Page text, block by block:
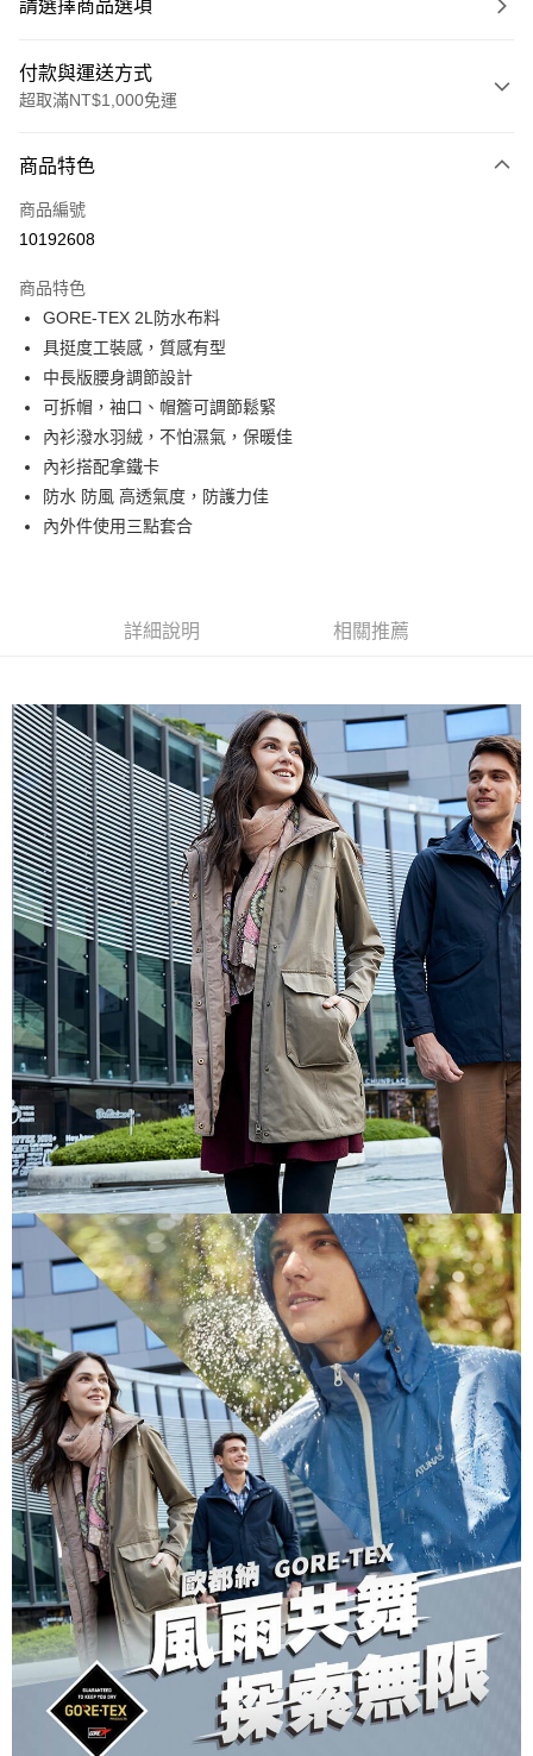
請選擇商品選項
付款與運送方式
超取滿NT$1,000免運
信用卡一次付款
信用卡分期付款
合作金庫商業銀行
華南商業銀行
上海商業儲蓄銀行
國泰世華商業銀行
臺灣中小企業銀行
匯豐（台灣）商業銀行
聯邦商業銀行
元大商業銀行
玉山商業銀行
台新國際商業銀行
6 期 0 利率 每期
華南商業銀行
上海商業儲蓄銀行
國泰世華商業銀行
臺灣中小企業銀行
台中商業銀行
匯豐（台灣）商業銀行
聯邦商業銀行
元大商業銀行
玉山商業銀行
超商取貨付款
LINE Pay
Apple Pay
街口支付
悠遊付
【關於「AFTEE先享後付」】
AFTEE先享後付是「在收到商品之後才付款」的支付方式。 讓您購物簡單
便利好安心！
１．簡單：不需註冊會員、不需綁卡、不需儲值。
２．便利：只要手機號碼，簡訊認證，即可結帳。
３．安心：先確認商品／服務後，再付款。
【「AFTEE先享後付」結帳流程】
１．於結帳方式選擇「AFTEE先享後付」後，將跳轉至「AFTEE先享後付」
結帳頁面，進行簡訊認證並確認金額後，即可完成結帳。
２．訂單成立數日內，您將收到繳費通知簡訊。
３．收到繳費通知簡訊後14天內，點擊此簡訊中的連結，可透過四大超商／
ATM／網路銀行／等多元方式進行付款，方視為交易完成。
※ 請注意：結帳手續完成當下不需立刻繳費，但若您需要取消訂單，請聯絡
購買商品的店家。未經商家同意取消之訂單仍視為有效，需透過AFTEE先享
後付繳納相關費用。
※ 交易是否成功請以「AFTEE先享後付 」之結帳頁面顯示為準，若有關於
是否繳費成功／繳費後需取消欲退款等相關疑問，請聯繫「AFTEE先享後付
客戶支援中心」https://netprotections.freshdesk.com/support/home
【注意事項】
１．透過由恩沛科技股份有限公司提供之「AFTEE先享後付」服務完成之交
易，需依本服務之必要範圍內提供個人資料，並將交易相關給付款項請求債
權轉讓予恩沛科技股份有限公司。
２．關於個人資料處理事宜，請瀏覽以下網址：
https://aftee.tw/terms/#terms3
３．未成年的使用者請事先徵得法定代理人或監護人之同意方可使用
「AFTEE先享後付」，若未經同意申辦者引起之損失，本公司不負相關責
４．使用「AFTEE先享後付」時，將依據個別帳號之用戶狀況，依本公司即
時審查核予不同之上限額度；若仍有額度不足之情形，本公司將視審查結果
請求用戶進行身份認證。
５．嚴禁一人註冊多個帳號或使用他人資訊註冊。若發現惡意使用之情形，
恩沛科技股份有限公司將有權停止該用戶之使用額度並採取法律行動。
運送方式
全家付款取貨
每筆NT$60，滿NT$1,000(含以上)免運費
付款後全家取貨
每筆NT$60，滿NT$1,000(含以上)免運費
萊爾富取貨付款
每筆NT$60，滿NT$1,000(含以上)免運費
付款後萊爾富取貨
每筆NT$60，滿NT$1,000(含以上)免運費
7-11付款取貨
每筆NT$60，滿NT$1,000(含以上)免運費
付款後7-11取貨
每筆NT$60，滿NT$1,000(含以上)免運費
宅配到府
每筆NT$100，滿NT$1,000(含以上)免運費
桃源戶外門市取貨
每筆NT$100，滿NT$1,000(含以上)免運費
宅配
每筆NT$100，滿NT$1,000(含以上)免運費
商品特色
商品編號
10192608
商品特色
GORE-TEX 2L防水布料
具挺度工裝感，質感有型
中長版腰身調節設計
可拆帽，袖口、帽簷可調節鬆緊
內衫潑水羽絨，不怕濕氣，保暖佳
內衫搭配拿鐵卡
防水 防風 高透氣度，防護力佳
內外件使用三點套合
詳細說明 相關推薦